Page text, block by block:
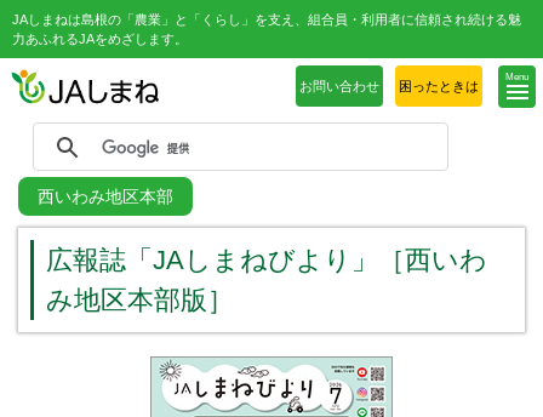
JAしまねは島根の「農業」と「くらし」を支え、組合員・利用者に信頼され続ける魅
力あふれるJAをめざします。
Menu
お問い合わせ 困ったときは
西いわみ地区本部
広報誌「JAしまねびより」［西いわ
み地区本部版］